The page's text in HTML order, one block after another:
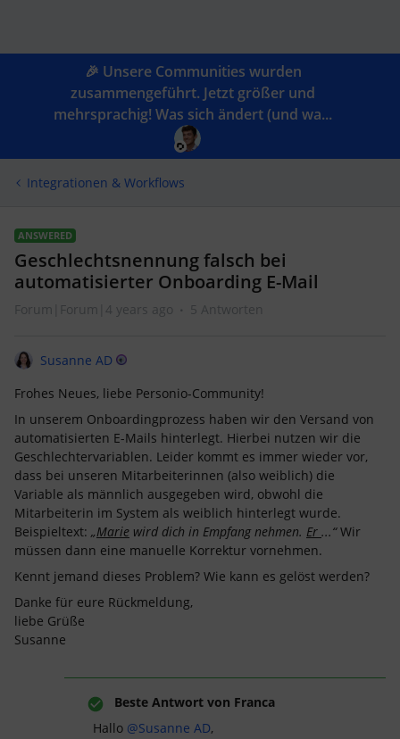
🎉 Unsere Communities wurden
zusammengeführt. Jetzt größer und
mehrsprachig! Was sich ändert (und wa...
Integrationen & Workflows
ANSWERED
Geschlechtsnennung falsch bei
automatisierter Onboarding E-Mail
Forum|Forum|4 years ago 5 Antworten
Susanne AD
Frohes Neues, liebe Personio-Community!
In unserem Onboardingprozess haben wir den Versand von
automatisierten E-Mails hinterlegt. Hierbei nutzen wir die
Geschlechtervariablen. Leider kommt es immer wieder vor,
dass bei unseren Mitarbeiterinnen (also weiblich) die
Variable als männlich ausgegeben wird, obwohl die
Mitarbeiterin im System als weiblich hinterlegt wurde.
Beispieltext: „Marie wird dich in Empfang nehmen. Er ...“Wir
müssen dann eine manuelle Korrektur vornehmen.
Kennt jemand dieses Problem? Wie kann es gelöst werden?
Danke für eure Rückmeldung,
liebe Grüße
Susanne
Beste Antwort von Franca
Hallo @Susanne AD,